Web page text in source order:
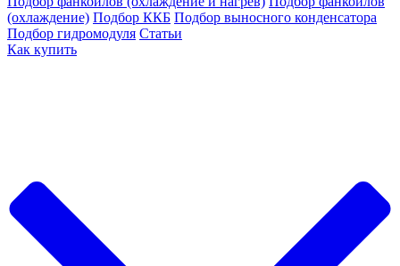
(охлаждение) Подбор ККБ Подбор выносного конденсатора
Подбор гидромодуля Статьи
Как купить